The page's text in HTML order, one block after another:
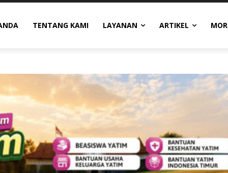
TENTANG KAMI LAYANAN ARTIKEL